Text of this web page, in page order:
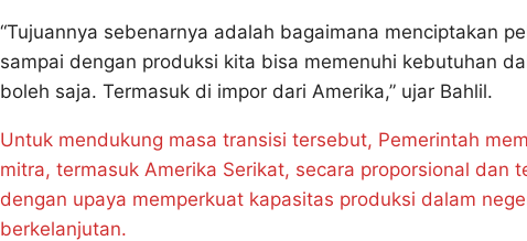
“Tujuannya sebenarnya adalah bagaimana menciptakan
sampai dengan produksi kita bisa memenuhi kebutuhan
boleh saja. Termasuk di impor dari Amerika,” ujar Bahlil.
Untuk mendukung masa transisi tersebut, Pemerintah
mitra, termasuk Amerika Serikat, secara proporsional dan
dengan upaya memperkuat kapasitas produksi dalam
berkelanjutan.